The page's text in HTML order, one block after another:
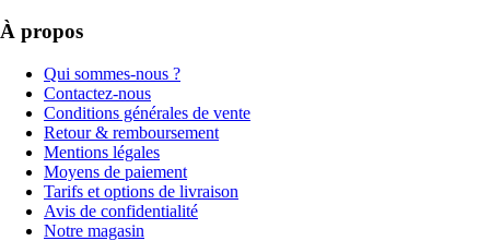
À propos
Qui sommes-nous ?
Contactez-nous
Conditions générales de vente
Retour & remboursement
Mentions légales
Moyens de paiement
Tarifs et options de livraison
Avis de confidentialité
Notre magasin